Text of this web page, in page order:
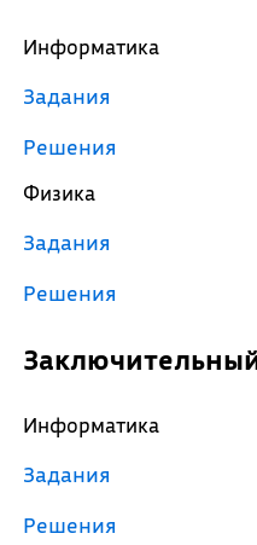
Информатика
Задания
Решения
Физика
Задания
Решения
Информатика
Задания
Решения